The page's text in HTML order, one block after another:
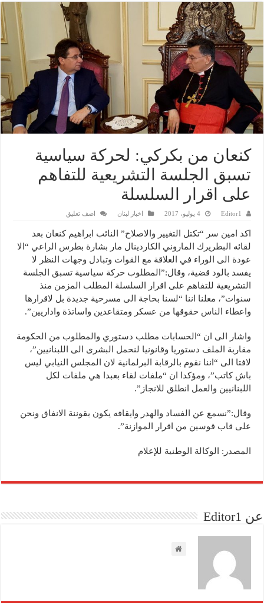
كنعان من بكركي: لحركة سياسية
تسبق الجلسة التشريعية للتفاهم
على اقرار السلسلة
Editor1 4 يوليو، 2017 اخبار لبنان اضف تعليق
اكد امين سر “تكتل التغيير والاصلاح” النائب ابراهيم كنعان بعد
لقائه البطريرك الماروني الكاردينال مار بشارة بطرس الراعي “الا
عودة الى الوراء في العلاقة مع القوات وتبادل وجهات النظر لا
يفسد بالود قضية، وقال:”المطلوب حركة سياسية تسبق الجلسة
التشريعية للتفاهم على اقرار السلسلة المطلب المزمن منذ
سنوات”، معلنا اننا “لسنا بحاجة الى مسرحية جديدة بل لاقرارها
واعطاء الناس حقوقها من عسكر ومتقاعدين واساتذة واداريين”.
واشار الى ان “الحسابات مطلب دستوري والمطلوب من الحكومة
مقاربة الملف دستوريا وقانونيا لنحمل البشرى الى اللبنانيين”،
لافتا الى “اننا نقوم بالرقابة البرلمانية لان المجلس النيابي ليس
باش كاتب”، ومؤكدا ان “ملفات لقاء بعبدا هي ملفات لكل
اللبنانيين والعمل انطلق للانجاز”.
وقال:”نسمع عن الفساد والهدر وايقافه يكون بقوننة الانفاق ونحن
على قاب قوسين من اقرار الموازنة”.
المصدر: الوكالة الوطنية للإعلام
عن Editor1